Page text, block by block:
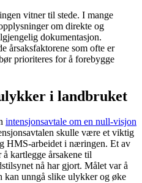
vitner til stede. I mange
om direkte og
dokumentasjon.
årsaksfaktorene som ofte er
prioriteres for å forebygge
i landbruket
intensjonsavtale om en null-visjon
skulle være et viktig
HMS-arbeidet i næringen. Et av
kartlegge årsakene til
nå har gjort. Målet var å
kan unngå slike ulykker og øke